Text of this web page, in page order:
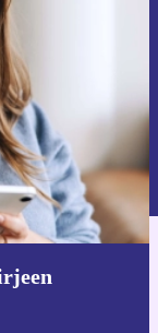
.